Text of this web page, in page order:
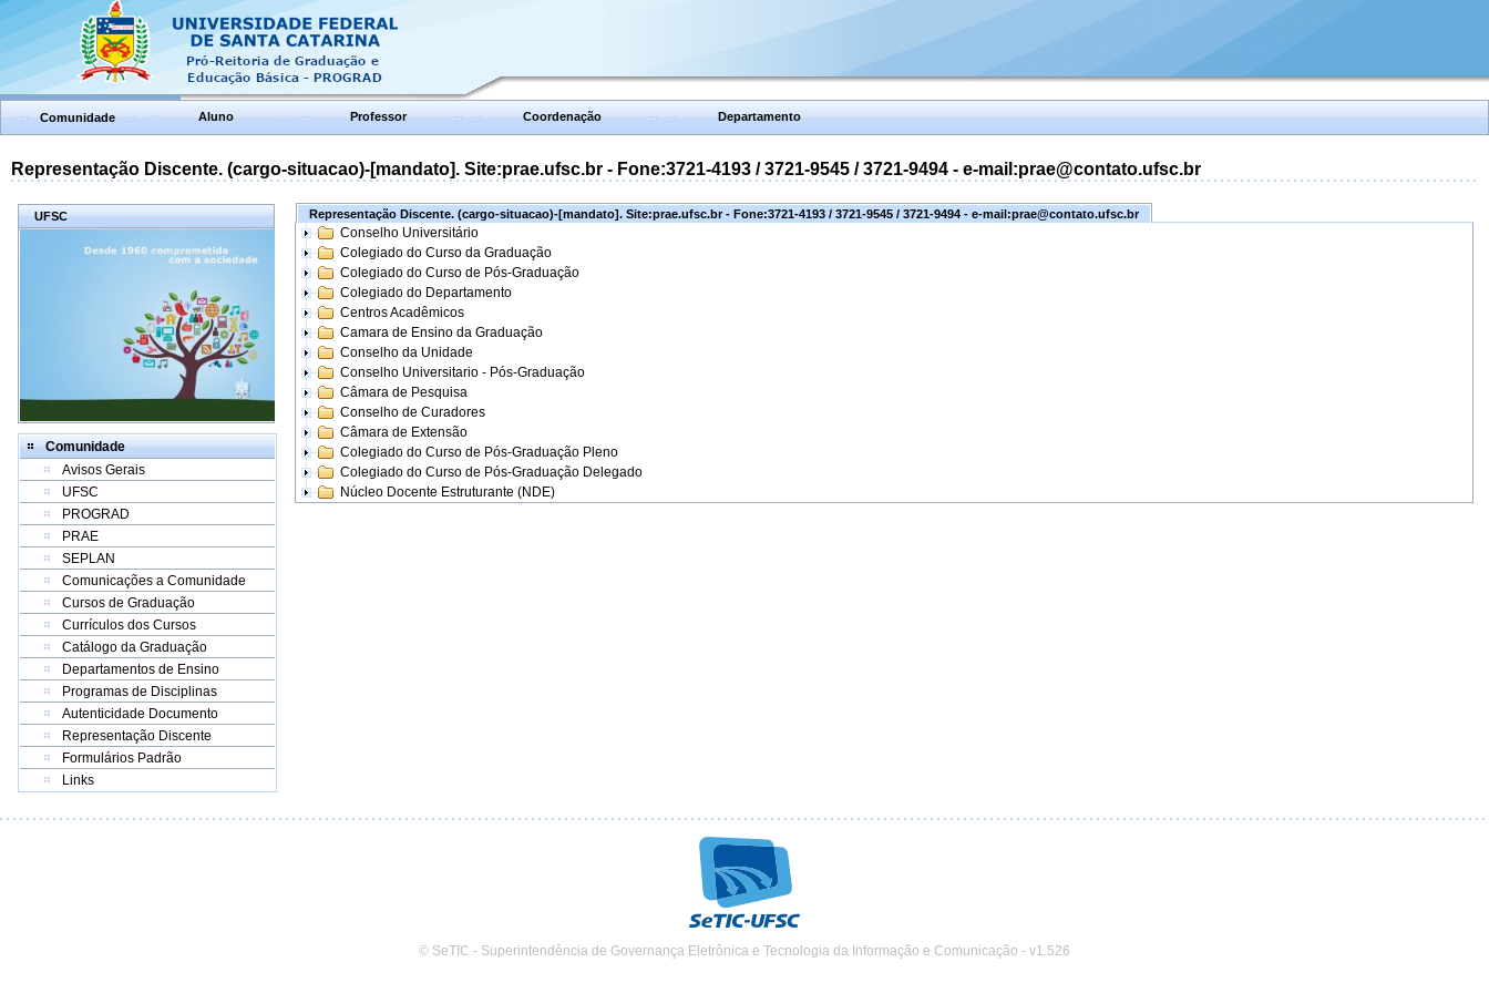
Comunidade Aluno Professor Coordenação Departamento
Representação Discente. (cargo-situacao)-[mandato]. Site:prae.ufsc.br - Fone:3721-4193 / 3721-9545 / 3721-9494 - e-mail:prae@contato.ufsc.br
UFSC
Comunidade
Avisos Gerais
UFSC
PROGRAD
PRAE
SEPLAN
Comunicações a Comunidade
Cursos de Graduação
Currículos dos Cursos
Catálogo da Graduação
Departamentos de Ensino
Programas de Disciplinas
Autenticidade Documento
Representação Discente
Formulários Padrão
Links
Representação Discente. (cargo-situacao)-[mandato]. Site:prae.ufsc.br - Fone:3721-4193 / 3721-9545 / 3721-9494 - e-mail:prae@contato.ufsc.br
Conselho Universitário
Colegiado do Curso da Graduação
Colegiado do Curso de Pós-Graduação
Colegiado do Departamento
Centros Acadêmicos
Camara de Ensino da Graduação
Conselho da Unidade
Conselho Universitario - Pós-Graduação
Câmara de Pesquisa
Conselho de Curadores
Câmara de Extensão
Colegiado do Curso de Pós-Graduação Pleno
Colegiado do Curso de Pós-Graduação Delegado
Núcleo Docente Estruturante (NDE)
© SeTIC - Superintendência de Governança Eletrônica e Tecnologia da Informação e Comunicação - v1.526